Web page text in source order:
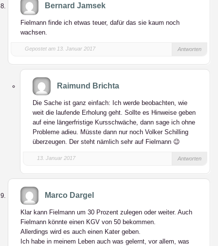
Bernard Jamsek
Fielmann finde ich etwas teuer, dafür das sie kaum noch
wachsen.
Gepostet am 13. Januar 2017 Antworten
Raimund Brichta
Die Sache ist ganz einfach: Ich werde beobachten, wie
weit die laufende Erholung geht. Sollte es Hinweise geben
auf eine längerfristige Kursschwäche, dann sage ich ohne
Probleme adieu. Müsste dann nur noch Volker Schilling
überzeugen. Der steht nämlich sehr auf Fielmann 😉
13. Januar 2017 Antworten
Marco Dargel
Klar kann Fielmann um 30 Prozent zulegen oder weiter. Auch
Fielmann könnte einen KGV von 50 bekommen.
Allerdings wird es auch einen Kater geben.
Ich habe in meinem Leben auch was gelernt, vor allem, was